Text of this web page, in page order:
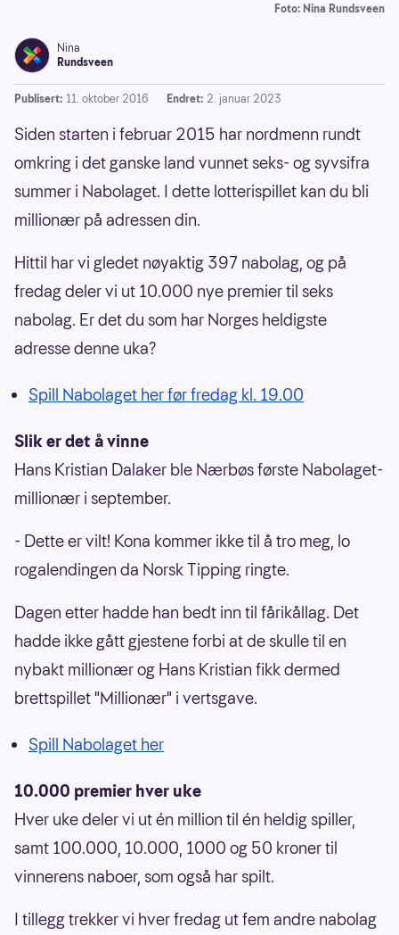
Foto: Nina Rundsveen
Nina
Rundsveen
Publisert: 11. oktober 2016 Endret: 2. januar 2023
Siden starten i februar 2015 har nordmenn rundt
omkring i det ganske land vunnet seks- og syvsifra
summer i Nabolaget. I dette lotterispillet kan du bli
millionær på adressen din.
Hittil har vi gledet nøyaktig 397 nabolag, og på
fredag deler vi ut 10.000 nye premier til seks
nabolag. Er det du som har Norges heldigste
adresse denne uka?
Spill Nabolaget her før fredag kl. 19.00
Slik er det å vinne
Hans Kristian Dalaker ble Nærbøs første Nabolaget-
millionær i september.
- Dette er vilt! Kona kommer ikke til å tro meg, lo
rogalendingen da Norsk Tipping ringte.
Dagen etter hadde han bedt inn til fårikållag. Det
hadde ikke gått gjestene forbi at de skulle til en
nybakt millionær og Hans Kristian fikk dermed
brettspillet "Millionær" i vertsgave.
Spill Nabolaget her
10.000 premier hver uke
Hver uke deler vi ut én million til én heldig spiller,
samt 100.000, 10.000, 1000 og 50 kroner til
vinnerens naboer, som også har spilt.
I tillegg trekker vi hver fredag ut fem andre nabolag